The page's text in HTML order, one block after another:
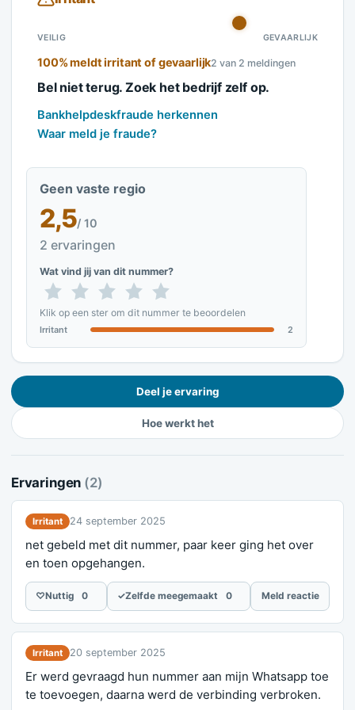
VEILIG GEVAARLIJK
100% meldt irritant of gevaarlijk2 van 2 meldingen
Bel niet terug. Zoek het bedrijf zelf op.
Bankhelpdeskfraude herkennen
Waar meld je fraude?
Geen vaste regio
2,5/ 10
2 ervaringen
Wat vind jij van dit nummer?
Klik op een ster om dit nummer te beoordelen
Irritant 2
Deel je ervaring
Hoe werkt het
Ervaringen (2)
Irritant 24 september 2025
net gebeld met dit nummer, paar keer ging het over
en toen opgehangen.
♡Nuttig 0 ✓Zelfde meegemaakt 0 Meld reactie
Irritant 20 september 2025
Er werd gevraagd hun nummer aan mijn Whatsapp toe
te toevoegen, daarna werd de verbinding verbroken.